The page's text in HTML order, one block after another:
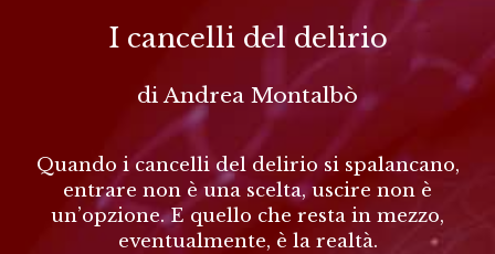
I cancelli del delirio
diAndrea Montalbò
Quando i cancelli del delirio si spalancano,
entrare non è una scelta, uscire non è
un’opzione. E quello che resta in mezzo,
eventualmente, è la realtà.